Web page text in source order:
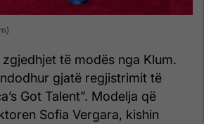
të modës nga Klum.
gjatë regjistrimit të
Got Talent”. Modelja që
Sofia Vergara, kishin